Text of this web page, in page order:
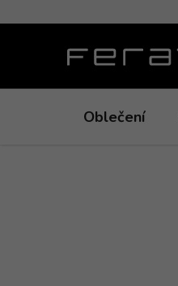
na
Oblečení